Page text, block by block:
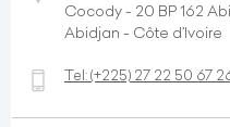
Cocody - 20 BP 162
Abidjan - Côte d’Ivoire
Tel:(+225) 27 22 50 67